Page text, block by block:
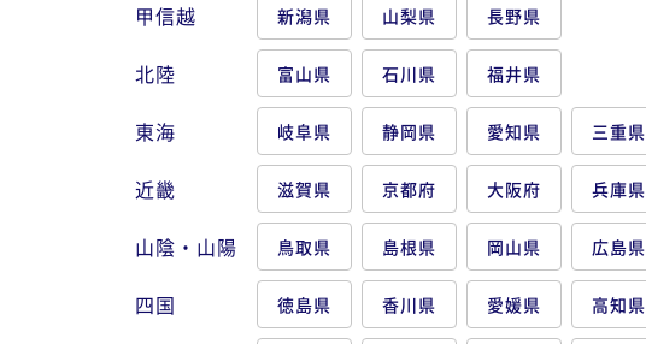
甲信越 新潟県 山梨県 長野県
北陸 富山県 石川県 福井県
東海 岐阜県 静岡県 愛知県 三重県
近畿 滋賀県 京都府 大阪府 兵庫県
山陰・山陽 鳥取県 島根県 岡山県 広島県
四国 徳島県 香川県 愛媛県 高知県